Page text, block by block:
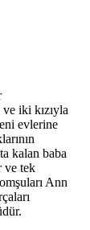
ve iki kızıyla
evlerine
kalan baba
ve tek
Ann